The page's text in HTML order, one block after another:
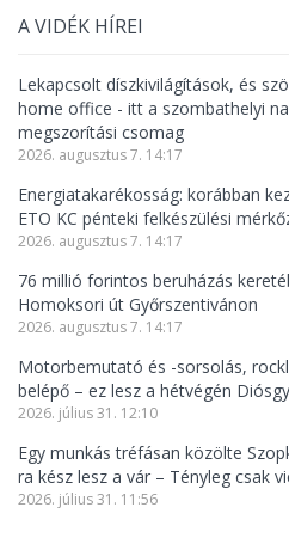
A VIDÉK HÍREI
Lekapcsolt díszkivilágítások, és
home office - itt a szombathelyi
megszorítási csomag
2026. augusztus 7. 14:17
Energiatakarékosság: korábban
ETO KC pénteki felkészülési
2026. augusztus 7. 14:17
76 millió forintos beruházás
Homoksori út Győrszentivánon
2026. augusztus 7. 14:17
Motorbemutató és -sorsolás,
belépő – ez lesz a hétvégén
2026. július 31. 12:10
Egy munkás tréfásan közölte
ra kész lesz a vár – Tényleg csak
2026. július 31. 11:56